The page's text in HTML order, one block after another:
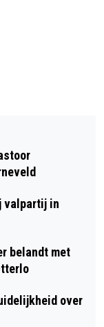
OP DE
valpartij in
belandt met
over